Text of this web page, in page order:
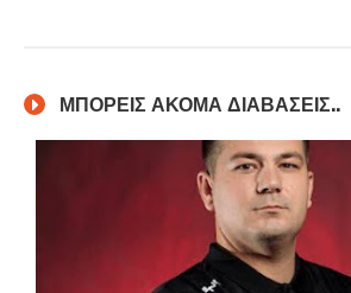
ΜΠΟΡΕΙΣ ΑΚΟΜΑ ΔΙΑΒΑΣΕΙΣ..